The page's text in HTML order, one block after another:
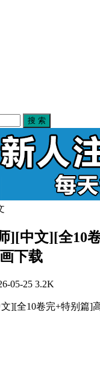
搜 索
][中文][全10
下载
05-25 3.2K